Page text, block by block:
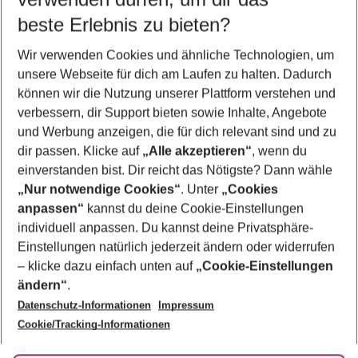
5-8 Nächte
2 Erwachsene Keine Kinder
Mehr Filter anzeigen
Footer
Footer navigation
Über uns
AGB
Bestpreisgarantie
Cookie-Einstellungen ändern
Cookie-Richtlinie
Agenturbetreuung
Barrierefreies Reisen
Folge uns
beste Erlebnis zu bieten?
Wir verwenden Cookies und ähnliche Technologien, um
unsere Webseite für dich am Laufen zu halten. Dadurch
können wir die Nutzung unserer Plattform verstehen und
verbessern, dir Support bieten sowie Inhalte, Angebote
und Werbung anzeigen, die für dich relevant sind und zu
dir passen. Klicke auf „Alle akzeptieren“, wenn du
einverstanden bist. Dir reicht das Nötigste? Dann wähle
„Nur notwendige Cookies“. Unter „Cookies
anpassen“ kannst du deine Cookie-Einstellungen
individuell anpassen. Du kannst deine Privatsphäre-
Einstellungen natürlich jederzeit ändern oder widerrufen
– klicke dazu einfach unten auf „Cookie-Einstellungen
ändern“.
Datenschutz-Informationen
Impressum
Cookie/Tracking-Informationen